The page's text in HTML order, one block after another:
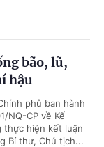
bão, lũ,
hậu
phủ ban hành
NQ-CP về Kế
thực hiện kết luận
Bí thư, Chủ tịch...